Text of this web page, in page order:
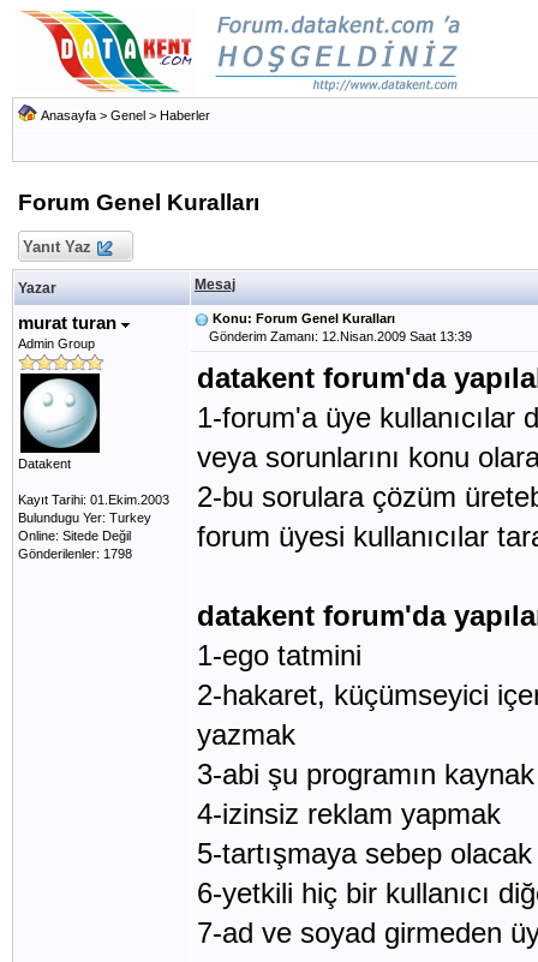
Anasayfa > Genel > Haberler
Forum Genel Kuralları
Yanıt Yaz
Yazar Mesaj
murat turan
Admin Group
Datakent
Kayıt Tarihi: 01.Ekim.2003
Bulundugu Yer: Turkey
Online: Sitede Değil
Gönderilenler: 1798
Konu: Forum Genel Kuralları
Gönderim Zamanı: 12.Nisan.2009 Saat 13:39
datakent forum'da
1-forum'a üye kullanıcılar
veya sorunlarını konu
2-bu sorulara çözüm
forum üyesi kullanıcılar
datakent forum'da
1-ego tatmini
2-hakaret, küçümseyici
yazmak
3-abi şu programın
4-izinsiz reklam yapmak
5-tartışmaya sebep
6-yetkili hiç bir kullanıcı
7-ad ve soyad girmeden